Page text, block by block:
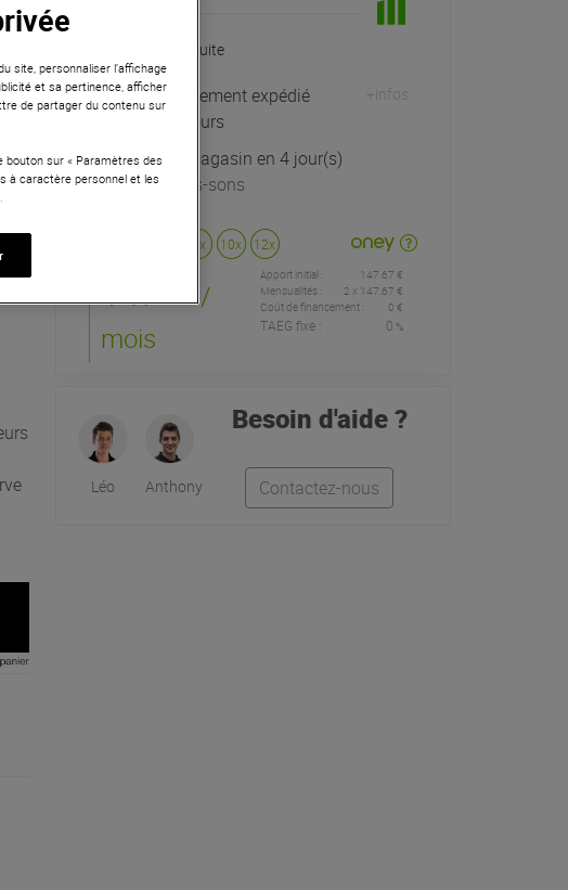
Livraison Gratuite
Habituellement expédié
sous 3 jours
+infos
Retrait magasin en 4 jour(s)
à Univers-sons
4x 10x 12x
147
/
mois
Apport initial :
147.67 €
Mensualités :
2 x 147.67 €
Coût de financement :
0 €
TAEG fixe : 0 %
Léo Anthony
Besoin d'aide ?
Contactez-nous
site, personnaliser l’affichage
et sa pertinence, afficher
de partager du contenu sur
bouton sur « Paramètres des
à caractère personnel et les